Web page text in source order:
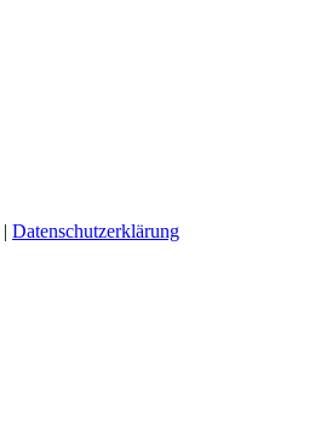
| Datenschutzerklärung